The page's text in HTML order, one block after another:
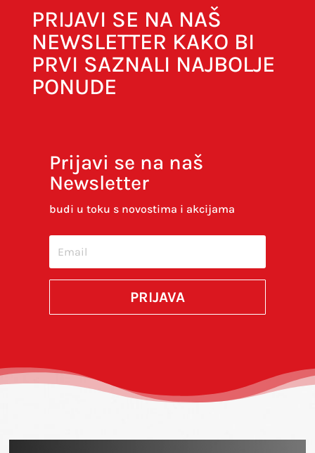
Spremi moje ime, e-poštu i web-stranicu u
budem komentirao.
PRIJAVI SE NA NAŠ
NEWSLETTER KAKO BI
PRVI SAZNALI NAJBOLJE
PONUDE
Prijavi se na naš
Newsletter
budi u toku s novostima i akcijama
PRIJAVA